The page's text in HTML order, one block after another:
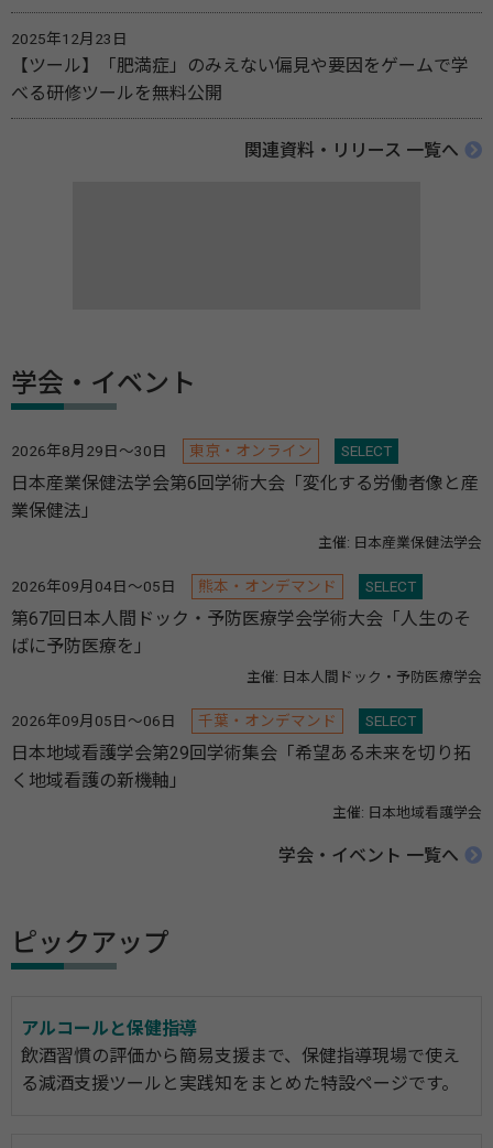
2025年12月23日
【ツール】「肥満症」のみえない偏見や要因をゲームで学
べる研修ツールを無料公開
関連資料・リリース 一覧へ
学会・イベント
2026年8月29日～30日 東京・オンライン SELECT
日本産業保健法学会第6回学術大会「変化する労働者像と産
業保健法」
主催: 日本産業保健法学会
2026年09月04日～05日 熊本・オンデマンド SELECT
第67回日本人間ドック・予防医療学会学術大会「人生のそ
ばに予防医療を」
主催: 日本人間ドック・予防医療学会
2026年09月05日～06日 千葉・オンデマンド SELECT
日本地域看護学会第29回学術集会「希望ある未来を切り拓
く地域看護の新機軸」
主催: 日本地域看護学会
学会・イベント 一覧へ
ピックアップ
アルコールと保健指導
飲酒習慣の評価から簡易支援まで、保健指導現場で使え
る減酒支援ツールと実践知をまとめた特設ページです。